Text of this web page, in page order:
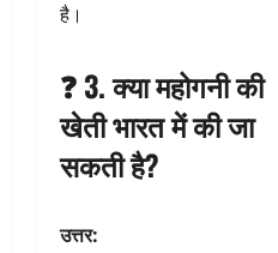
है।
❓ 3. क्या महोगनी की
खेती भारत में की जा
सकती है?
उत्तर: